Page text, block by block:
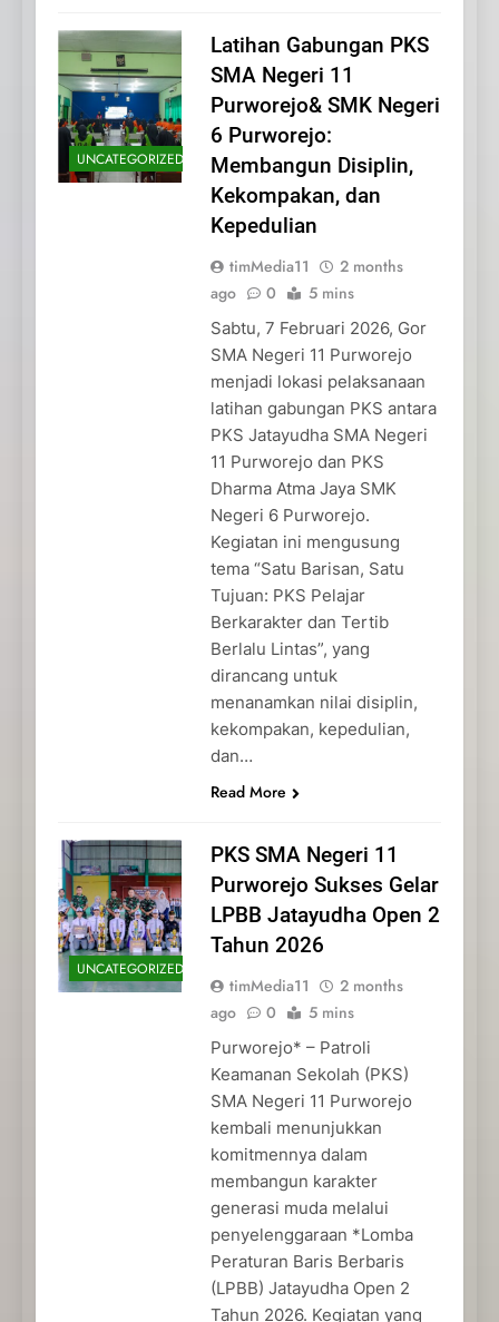
UNCATEGORIZED
Latihan Gabungan PKS
SMA Negeri 11
Purworejo& SMK Negeri
6 Purworejo:
Membangun Disiplin,
Kekompakan, dan
Kepedulian
timMedia11
2 months
ago
0 5 mins
Sabtu, 7 Februari 2026, Gor
SMA Negeri 11 Purworejo
menjadi lokasi pelaksanaan
latihan gabungan PKS antara
PKS Jatayudha SMA Negeri
11 Purworejo dan PKS
Dharma Atma Jaya SMK
Negeri 6 Purworejo.
Kegiatan ini mengusung
tema “Satu Barisan, Satu
Tujuan: PKS Pelajar
Berkarakter dan Tertib
Berlalu Lintas”, yang
dirancang untuk
menanamkan nilai disiplin,
kekompakan, kepedulian,
dan…
Read More
UNCATEGORIZED
PKS SMA Negeri 11
Purworejo Sukses Gelar
LPBB Jatayudha Open 2
Tahun 2026
timMedia11
2 months
ago
0 5 mins
Purworejo* – Patroli
Keamanan Sekolah (PKS)
SMA Negeri 11 Purworejo
kembali menunjukkan
komitmennya dalam
membangun karakter
generasi muda melalui
penyelenggaraan *Lomba
Peraturan Baris Berbaris
(LPBB) Jatayudha Open 2
Tahun 2026. Kegiatan yang